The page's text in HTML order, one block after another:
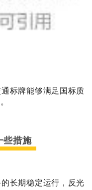
标牌能够满足国标质
些措施
长期稳定运行，反光